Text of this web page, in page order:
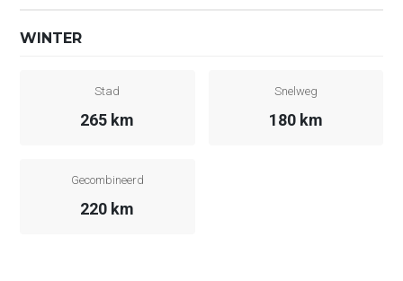
WINTER
Stad
265 km
Snelweg
180 km
Gecombineerd
220 km